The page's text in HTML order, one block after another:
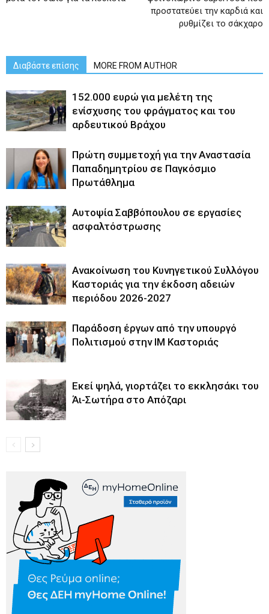
προστατεύει την καρδιά και
ρυθμίζει το σάκχαρο
Διαβάστε επίσης MORE FROM AUTHOR
152.000 ευρώ για μελέτη της
ενίσχυσης του φράγματος και του
αρδευτικού Βράχου
Πρώτη συμμετοχή για την Αναστασία
Παπαδημητρίου σε Παγκόσμιο
Πρωτάθλημα
Αυτοψία Σαββόπουλου σε εργασίες
ασφαλτόστρωσης
Ανακοίνωση του Κυνηγετικού Συλλόγου
Καστοριάς για την έκδοση αδειών
περιόδου 2026-2027
Παράδοση έργων από την υπουργό
Πολιτισμού στην ΙΜ Καστοριάς
Εκεί ψηλά, γιορτάζει το εκκλησάκι του
Άι-Σωτήρα στο Απόζαρι